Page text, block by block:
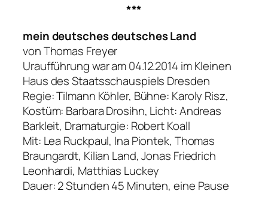
***
mein deutsches deutsches Land
von Thomas Freyer
Uraufführung war am 04.12.2014 im Kleinen
Haus des Staatsschauspiels Dresden
Regie: Tilmann Köhler, Bühne: Karoly Risz,
Kostüm: Barbara Drosihn, Licht: Andreas
Barkleit, Dramaturgie: Robert Koall
Mit: Lea Ruckpaul, Ina Piontek, Thomas
Braungardt, Kilian Land, Jonas Friedrich
Leonhardi, Matthias Luckey
Dauer: 2 Stunden 45 Minuten, eine Pause